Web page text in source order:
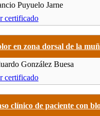
Puyuelo Jarne
certificado
en zona dorsal de la
González Buesa
certificado
clínico de paciente con